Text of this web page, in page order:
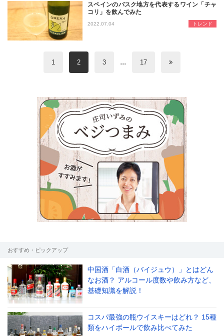
スペインのバスク地方を代表するワイン「チャ
コリ」を飲んでみた
バスクチーズケーキの流行で日本で
2022.07.04 トレンド
1 2 3 ... 17
おすすめ・ピックアップ
中国酒「白酒（バイジュウ）」とはどん
なお酒？ アルコール度数や飲み方など、
基礎知識を解説！
コスパ最強の瓶ウイスキーはどれ？ 15種
類をハイボールで飲み比べてみた